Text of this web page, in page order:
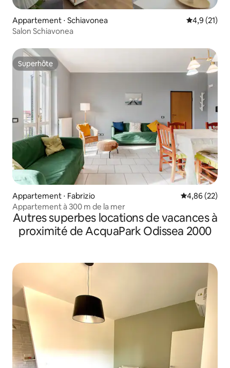
Appartement ⋅ Schiavonea Évaluation
4,9 (21)
Salon Schiavonea
Superhôte
Superhôte
Appartement ⋅ Fabrizio Évaluation
4,86 (22)
Appartement à 300 m de la mer
Autres superbes locations de vacances à
proximité de AcquaPark Odissea 2000